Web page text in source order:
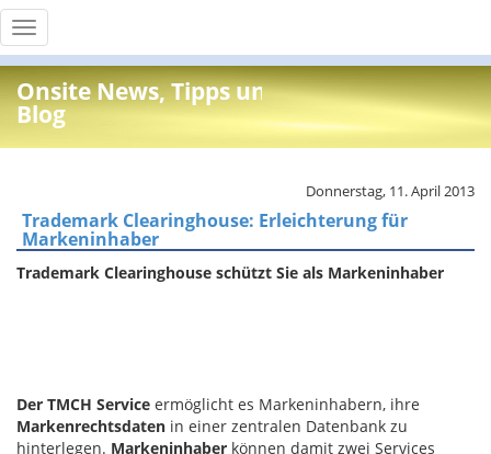
Toggle
navigation
Onsite News, Tipps und Info
Blog
Donnerstag, 11. April 2013
Trademark Clearinghouse: Erleichterung für
Markeninhaber
Trademark Clearinghouse schützt Sie als Markeninhaber
Der TMCH Service ermöglicht es Markeninhabern, ihre
Markenrechtsdaten in einer zentralen Datenbank zu
hinterlegen. Markeninhaber können damit zwei Services